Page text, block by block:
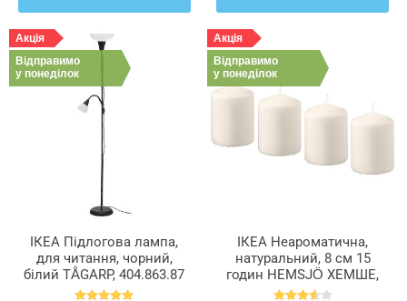
Акція
Відправимо
у понеділок
ІКЕА Підлогова лампа,
для читання, чорний,
білий TÅGARP, 404.863.87
Акція
Відправимо
у понеділок
ІКЕА Неароматична,
натуральний, 8 см 15
годин HEMSJÖ ХЕМШЕ,
701.242.62